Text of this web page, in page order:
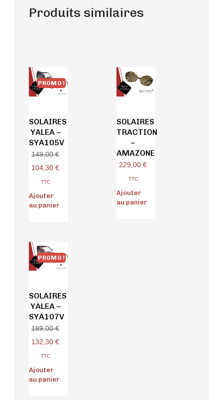
Produits similaires
PROMO !
SOLAIRES
YALEA –
SYA105V
149,00€
104,30 €
TTC
Ajouter
au panier
SOLAIRES
TRACTION
–
AMAZONE
229,00 €
TTC
Ajouter
au panier
PROMO !
SOLAIRES
YALEA –
SYA107V
189,00€
132,30 €
TTC
Ajouter
au panier